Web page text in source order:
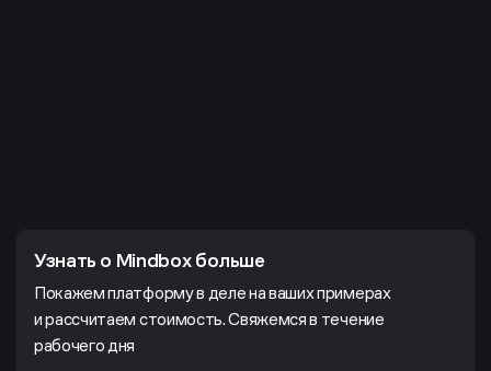
Узнать о Mindbox больше
Покажем платформу в деле на ваших примерах
и рассчитаем стоимость. Свяжемся в течение
рабочего дня